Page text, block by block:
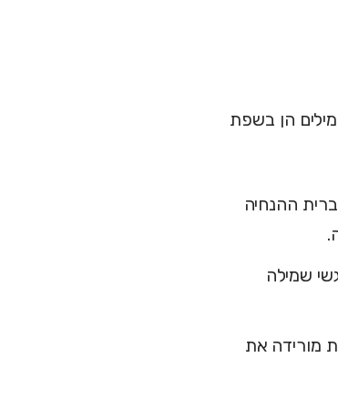
הן בשפת
ההנחיה
שמילה
מורידה את